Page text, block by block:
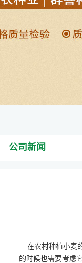
公司新闻
在农村种植小麦
的时候也需要考虑